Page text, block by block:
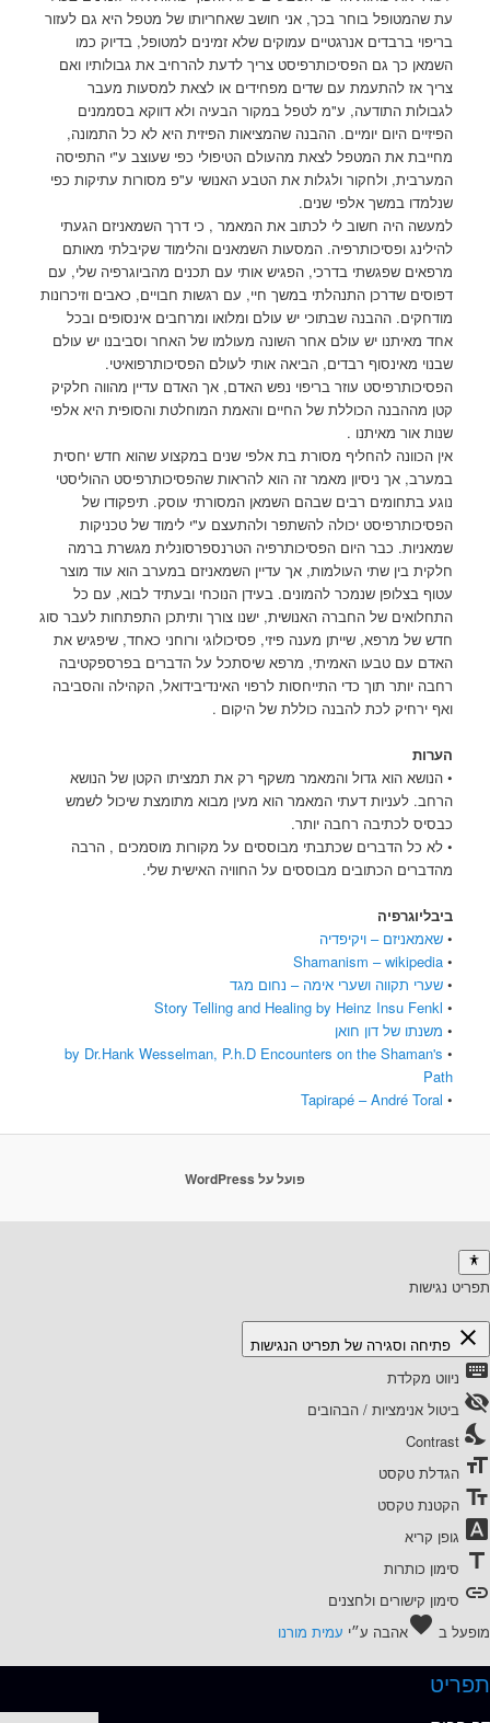
עת שהמטופל בוחר בכך, אני חושב שאחריותו של מטפל היא גם לעזור
בריפוי ברבדים אנרגטיים עמוקים שלא זמינים למטופל, בדיוק כמו
השמאן כך גם הפסיכותרפיסט צריך לדעת להרחיב את גבולותיו ואם
צריך אז להתעמת עם שדים מפחידים או לצאת למסעות מעבר
לגבולות התודעה, ע"מ לטפל במקור הבעיה ולא דווקא בסממנים
הפיזיים היום יומיים. ההבנה שהמציאות הפיזית היא לא כל התמונה,
מחייבת את המטפל לצאת מהעולם הטיפולי כפי שעוצב ע"י התפיסה
המערבית, ולחקור ולגלות את הטבע האנושי ע"פ מסורות עתיקות כפי
שנלמדו במשך אלפי שנים.
למעשה היה חשוב לי לכתוב את המאמר , כי דרך השמאניזם הגעתי
להילינג ופסיכותרפיה. המסעות השמאנים והלימוד שקיבלתי מאותם
מרפאים שפגשתי בדרכי, הפגיש אותי עם תכנים מהביוגרפיה שלי, עם
דפוסים שדרכן התנהלתי במשך חיי, עם רגשות חבויים, כאבים וזיכרונות
מודחקים. ההבנה שבתוכי יש עולם ומלואו ומרחבים אינסופים ובכל
אחד מאיתנו יש עולם אחר השונה מעולמו של האחר וסביבנו יש עולם
שבנוי מאינסוף רבדים, הביאה אותי לעולם הפסיכותרפואיטי.
הפסיכותרפיסט עוזר בריפוי נפש האדם, אך האדם עדיין מהווה חלקיק
קטן מההבנה הכוללת של החיים והאמת המוחלטת והסופית היא אלפי
שנות אור מאיתנו .
אין הכוונה להחליף מסורת בת אלפי שנים במקצוע שהוא חדש יחסית
במערב, אך ניסיון מאמר זה הוא להראות שהפסיכותרפיסט ההוליסטי
נוגע בתחומים רבים שבהם השמאן המסורתי עוסק. תיפקודו של
הפסיכותרפיסט יכולה להשתפר ולהתעצם ע"י לימוד של טכניקות
שמאניות. כבר היום הפסיכותרפיה הטרנספרסונלית מגשרת ברמה
חלקית בין שתי העולמות, אך עדיין השמאניזם במערב הוא עוד מוצר
עטוף בצלופן שנמכר להמונים. בעידן הנוכחי ובעתיד לבוא, עם כל
התחלואים של החברה האנושית, ישנו צורך ותיתכן התפתחות לעבר סוג
חדש של מרפא, שייתן מענה פיזי, פסיכולוגי ורוחני כאחד, שיפגיש את
האדם עם טבעו האמיתי, מרפא שיסתכל על הדברים בפרספקטיבה
רחבה יותר תוך כדי התייחסות לרפוי האינדיבידואל, הקהילה והסביבה
ואף ירחיק לכת להבנה כוללת של היקום .
הערות
• הנושא הוא גדול והמאמר משקף רק את תמציתו הקטן של הנושא
הרחב. לעניות דעתי המאמר הוא מעין מבוא מתומצת שיכול לשמש
כבסיס לכתיבה רחבה יותר.
• לא כל הדברים שכתבתי מבוססים על מקורות מוסמכים , הרבה
מהדברים הכתובים מבוססים על החוויה האישית שלי.
ביבליוגרפיה
•שאמאניזם – ויקיפדיה
•
Shamanism – wikipedia
•שערי תקווה ושערי אימה – נחום מגד
•
Story Telling and Healing by Heinz Insu Fenkl
• משנתו של דון חואן
•
by Dr.Hank Wesselman, P.h.D Encounters on the Shaman's
Path
•
Tapirapé – André Toral
פועל על WordPress
תפריט נגישות
close פתיחה וסגירה של תפריט הנגישות
keyboard ניווט מקלדת
visibility_off ביטול אנימציות / הבהובים
nights_stay
Contrast
format_size הגדלת טקסט
text_fields הקטנת טקסט
font_download גופן קריא
title סימון כותרות
link סימון קישורים ולחצנים
מופעל ב favoriteאהבה ע״י עמית מורנו
תפריט